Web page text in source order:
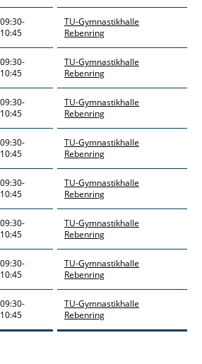
09:30-
10:45
TU-Gymnastikhalle
Rebenring
09:30-
10:45
TU-Gymnastikhalle
Rebenring
09:30-
10:45
TU-Gymnastikhalle
Rebenring
09:30-
10:45
TU-Gymnastikhalle
Rebenring
09:30-
10:45
TU-Gymnastikhalle
Rebenring
09:30-
10:45
TU-Gymnastikhalle
Rebenring
09:30-
10:45
TU-Gymnastikhalle
Rebenring
09:30-
10:45
TU-Gymnastikhalle
Rebenring